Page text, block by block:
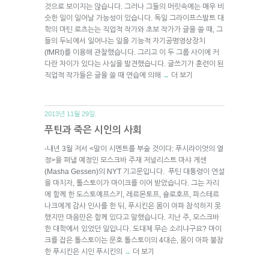
것으로 보이지는 않습니다. 그러나 그들의 머릿속에는 매우 비
슷한 일이 일어날 가능성이 있습니다. 독일 그라이프스발트 대
학의 마틴 로츠는는 직업적 작가와 초보 작가가 글을 쓸 때, 그
들의 두뇌에서 일어나는 일을 기능적 자기공명영상장치
(fMRI)를 이용해 관찰했습니다. 그리고 이 두 그룹 사이에 커
다란 차이가 있다는 사실을 발견했습니다. 글쓰기가 훈련이 된
직업적 작가들은 글을 쓸 때 연습에 의해 → 더 보기
2013년 11월 29일.
푸틴과 죽은 시인의 사회
-내년 3월 저서 <말이 시멘트를 부술 것이다: 푸시라이엇의 열
정>을 펴낼 예정인 모스크바 주재 저널리스트 마샤 게센
(Masha Gessen)의 NYT 기고문입니다. 푸틴 대통령이 연설
을 마치자, 톨스토이가 마이크를 이어 받았습니다. 그는 자리
에 함께 한 도스토예프스키, 레르몬토프, 숄로호프, 파스테르
나크에게 감사 인사를 한 뒤, 푸시킨은 몸이 아파 참석하지 못
했지만 마음만은 함께 있다고 말했습니다. 지난 주, 모스크바
한 대학에서 있었던 일입니다. 도대체 무슨 소리냐구요? 마이
크를 잡은 톨스토이는 문호 톨스토이의 4대손, 몸이 아파 불참
한 푸시킨은 시인 푸시킨의
→ 더 보기